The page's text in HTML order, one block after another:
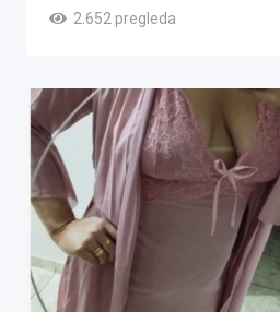
2.652 pregleda